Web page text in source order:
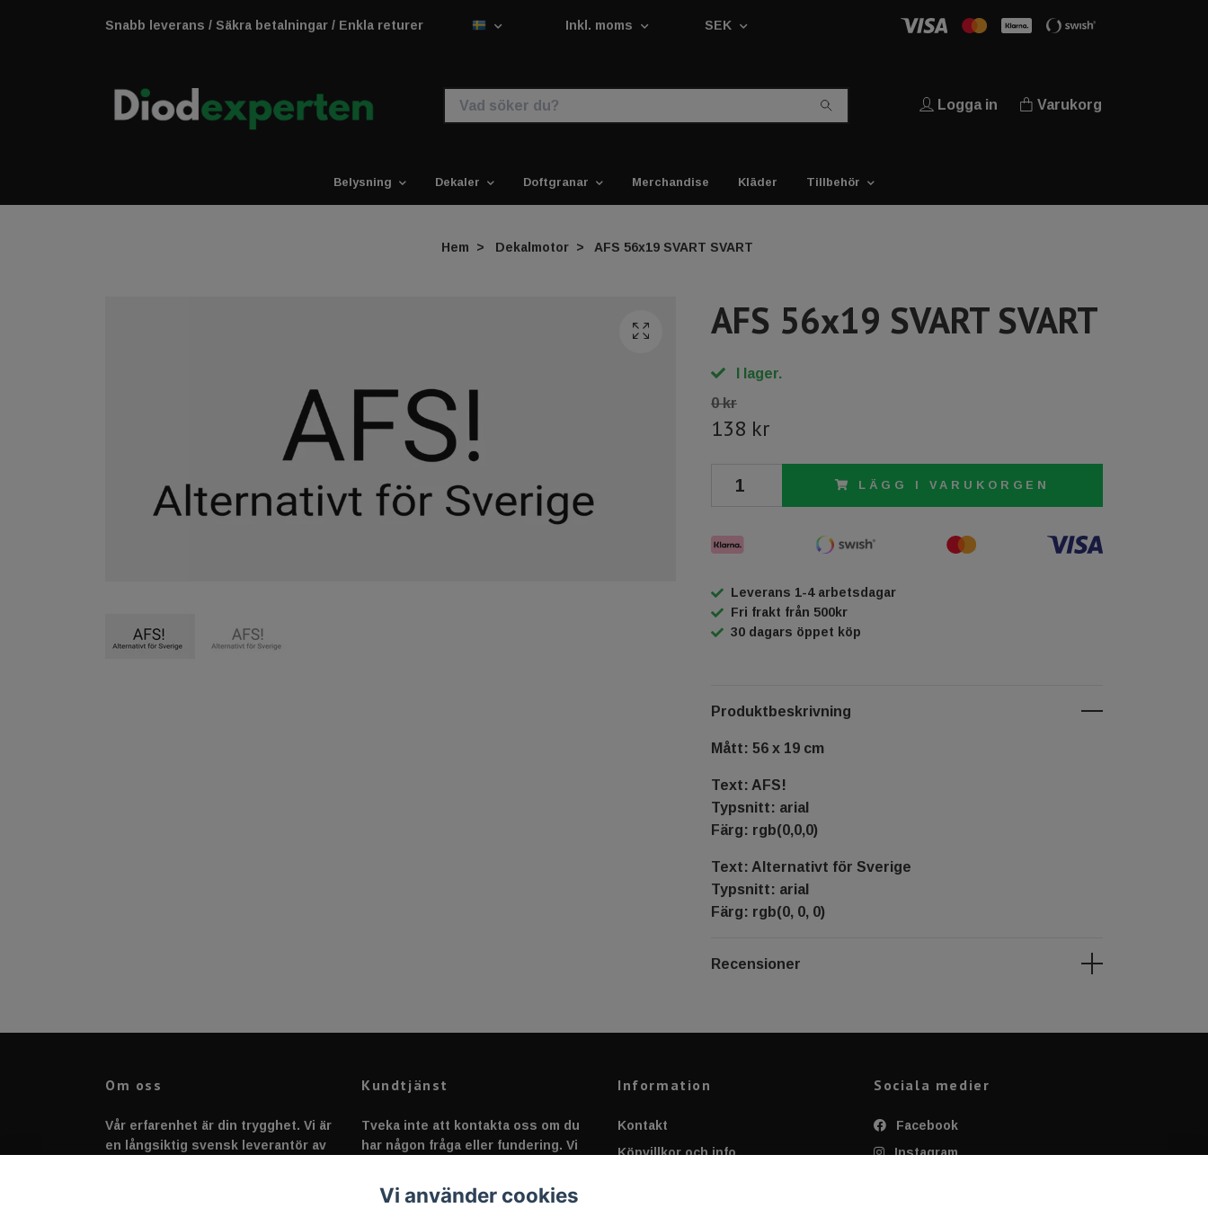
Snabb leverans / Säkra betalningar / Enkla returer Inkl. moms SEK
Logga in Varukorg
Belysning Dekaler Doftgranar Merchandise Kläder Tillbehör
Hem Dekalmotor AFS 56x19 SVART SVART
AFS 56x19 SVART SVART
I lager.
0 kr
138 kr
LÄGG I VARUKORGEN
Leverans 1-4 arbetsdagar
Fri frakt från 500kr
30 dagars öppet köp
Produktbeskrivning
Mått: 56 x 19 cm
Text: AFS!
Typsnitt: arial
Färg: rgb(0,0,0)
Text: Alternativt för Sverige
Typsnitt: arial
Färg: rgb(0, 0, 0)
Recensioner
Om oss
Vår erfarenhet är din trygghet. Vi är
en långsiktig svensk leverantör av
Kundtjänst
Tveka inte att kontakta oss om du
har någon fråga eller fundering. Vi
Information
Kontakt
Köpvillkor och info
Sociala medier
Facebook
Instagram
Vi använder cookies